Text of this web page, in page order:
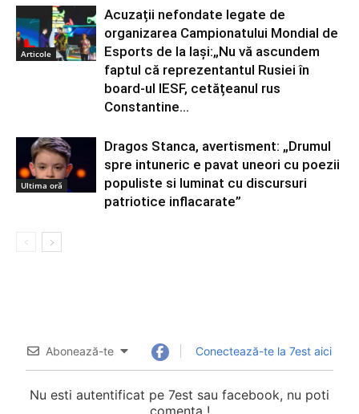
Articole
Acuzații nefondate legate de
organizarea Campionatului Mondial de
Esports de la Iași:„Nu vă ascundem
faptul că reprezentantul Rusiei în
board-ul IESF, cetățeanul rus
Constantine...
Ultima oră
Dragos Stanca, avertisment: „Drumul
spre intuneric e pavat uneori cu poezii
populiste si luminat cu discursuri
patriotice inflacarate”
Abonează-te Conectează-te la 7est aici
Nu esti autentificat pe 7est sau facebook, nu poti
comenta !